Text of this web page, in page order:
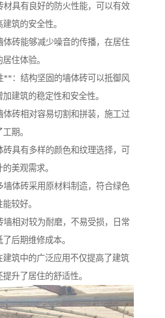
具有良好的防火性能，可以有效
筑的安全性。
砖能够减少噪音的传播，在居住
住体验。
**：结构坚固的墙体砖可以抵御风
建筑的稳定性和安全性。
砖相对容易切割和拼装，施工过
期。
具有多样的颜色和纹理选择，可
美观需求。
体砖采用原材料制造，符合绿色
较好。
相对较为耐磨，不易受损，日常
后期维修成本。
筑中的广泛应用不仅提高了建筑
升了居住的舒适性。